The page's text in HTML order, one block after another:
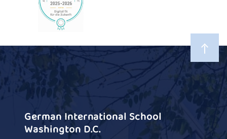
German International School
Washington D.C.